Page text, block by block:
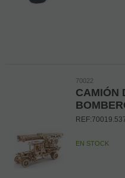
70022
CAMIÓN
EN STOCK